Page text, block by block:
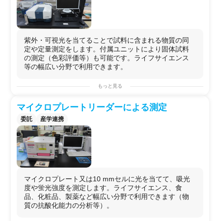
紫外・可視光を当てることで試料に含まれる物質の同
定や定量測定をします。付属ユニットにより固体試料
の測定（色彩評価等）も可能です。ライフサイエンス
等の幅広い分野で利用できます。
もっと見る
マイクロプレートリーダーによる測定
委託 産学連携
マイクロプレート又は10 mmセルに光を当てて、吸光
度や蛍光強度を測定します。ライフサイエンス、食
品、化粧品、製薬など幅広い分野で利用できます（物
質の抗酸化能力の分析等）。